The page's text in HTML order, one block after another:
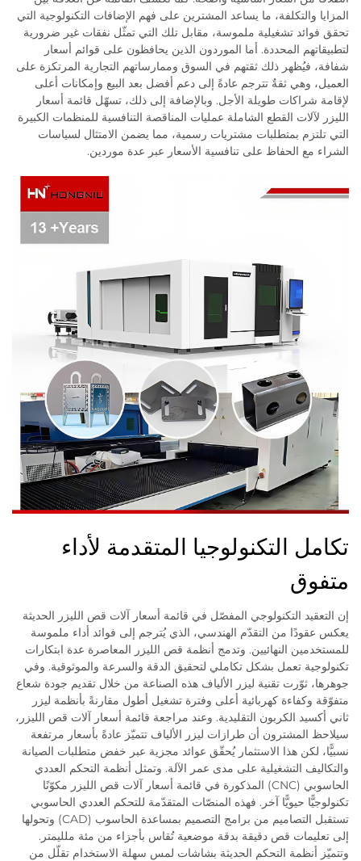
المزايا والتكلفة، ما يساعد المشترين على فهم الإضافات التكنولوجية التي
تحقق فوائد تشغيلية ملموسة، مقابل تلك التي تمثّل نفقات غير ضرورية
لتطبيقاتهم المحددة. أما الموردون الذين يحافظون على قوائم أسعار
شفافة، فيُظهر ذلك ثقتهم في السوق وممارساتهم التجارية المرتكزة على
العميل، وهي ثقةٌ تترجم عادةً إلى دعم أفضل بعد البيع وإمكانات أعلى
لإقامة شراكات طويلة الأجل. وبالإضافة إلى ذلك، تسهّل قائمة أسعار
الليزر لآلات القطع الشاملة عمليات المناقصة التنافسية للمنظمات الكبيرة
التي تلتزم بمتطلبات مشتريات رسمية، مما يضمن الامتثال لسياسات
الشراء مع الحفاظ على تنافسية الأسعار عبر عدة موردين.
تكامل التكنولوجيا المتقدمة لأداء
متفوق
إن التعقيد التكنولوجي المفصّل في قائمة أسعار آلات قص الليزر الحديثة
يعكس عقودًا من التقدّم الهندسي، الذي يُترجم إلى فوائد أداء ملموسة
للمستخدمين النهائيين. وتدمج أنظمة قص الليزر المعاصرة عدة ابتكارات
تكنولوجية تعمل بشكل تكاملي لتحقيق الدقة والسرعة والموثوقية. وفي
جوهرها، ثوّرت تقنية ليزر الألياف هذه الصناعة من خلال تقديم جودة شعاع
متفوّقة وكفاءة كهربائية أعلى وفترة تشغيل أطول مقارنةً بأنظمة ليزر
ثاني أكسيد الكربون التقليدية. وعند مراجعة قائمة أسعار آلات قص الليزر،
سيلاحظ المشترون أن طرازات ليزر الألياف تتميّز عادةً بأسعار مرتفعة
نسبيًّا، لكن هذا الاستثمار يُحقّق عوائد مجزية عبر خفض متطلبات الصيانة
والتكاليف التشغيلية على مدى عمر الآلة. وتمثل أنظمة التحكم العددي
الحاسوبي (CNC) المذكورة في قائمة أسعار آلات قص الليزر مكوّنًا
تكنولوجيًّا حيويًّا آخر. فهذه المنصّات المتقدّمة للتحكم العددي الحاسوبي
تستقبل التصاميم من برامج التصميم بمساعدة الحاسوب (CAD) وتحولها
إلى تعليمات قص دقيقة بدقة موضعية تُقاس بأجزاء من مئة ملليمتر.
وتتميّز أنظمة التحكم الحديثة بشاشات لمس سهلة الاستخدام تقلّل من